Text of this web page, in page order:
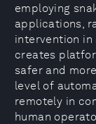
employing
applications,
intervention in
creates
safer and
level of
remotely in
human